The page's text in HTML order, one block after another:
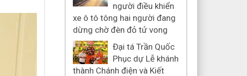
người điều khiển
xe ô tô tông hai người đang
dừng chờ đèn đỏ tử vong
Đại tá Trần Quốc
Phục dự Lễ khánh
thành Chánh điện và Kiết